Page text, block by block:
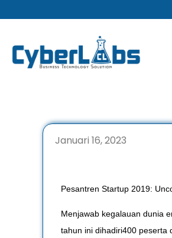
ke
Januari 16, 2023
Pesantren Startup 2019:
Menjawab kegalauan dunia
tahun ini dihadiri400 peserta